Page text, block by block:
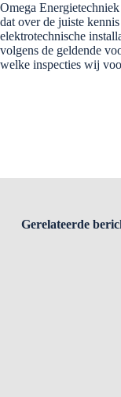
Omega
dat over de juiste
elektrotechnische
volgens de geldende
welke inspecties wij
Gerelateerde